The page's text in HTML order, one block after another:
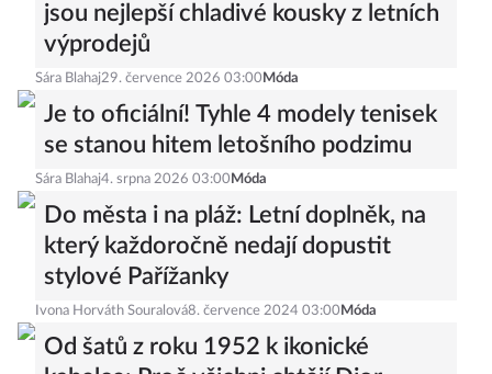
jsou nejlepší chladivé kousky z letních
výprodejů
Sára Blahaj29. července 2026 03:00 Móda
Je to oficiální! Tyhle 4 modely tenisek
se stanou hitem letošního podzimu
Sára Blahaj4. srpna 2026 03:00 Móda
Do města i na pláž: Letní doplněk, na
který každoročně nedají dopustit
stylové Pařížanky
Ivona Horváth Souralová8. července 2024 03:00 Móda
Od šatů z roku 1952 k ikonické